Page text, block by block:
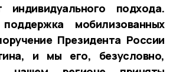
индивидуального подхода.
мобилизованных
Президента России
и мы его, безусловно,